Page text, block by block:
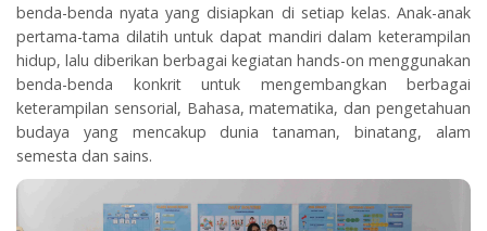
benda-benda nyata yang disiapkan di setiap kelas. Anak-anak
pertama-tama dilatih untuk dapat mandiri dalam keterampilan
hidup, lalu diberikan berbagai kegiatan hands-on menggunakan
benda-benda konkrit untuk mengembangkan berbagai
keterampilan sensorial, Bahasa, matematika, dan pengetahuan
budaya yang mencakup dunia tanaman, binatang, alam
semesta dan sains.